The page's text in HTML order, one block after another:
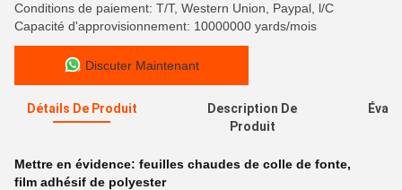
Conditions de paiement: T/T, Western Union, Paypal, l/C
Capacité d'approvisionnement: 10000000 yards/mois
Discuter Maintenant
Détails De Produit
Description De
Produit
Mettre en évidence: feuilles chaudes de colle de fonte,
film adhésif de polyester